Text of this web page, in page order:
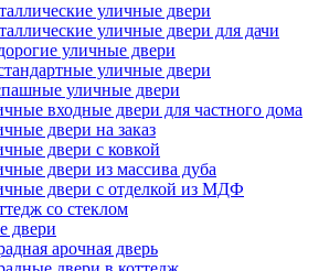
уличные двери
уличные двери для дачи
уличные двери
уличные двери
уличные двери
входные двери для частного дома
двери на заказ
двери с ковкой
двери из массива дуба
двери с отделкой из МДФ
со стеклом
двери
арочная дверь